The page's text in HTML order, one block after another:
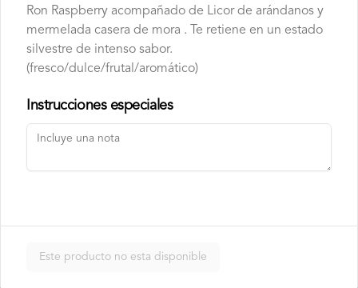
Usuba
Roll relleno de salmón, camarón, queso
crema y plata, envuelto en laminas de
salmón fresco.
Korean Roll
$8.500
Ron Raspberry acompañado de Licor de arándanos y
mermelada casera de mora . Te retiene en un estado
silvestre de intenso sabor.
(fresco/dulce/frutal/aromático)
Instrucciones especiales
Este producto no esta disponible